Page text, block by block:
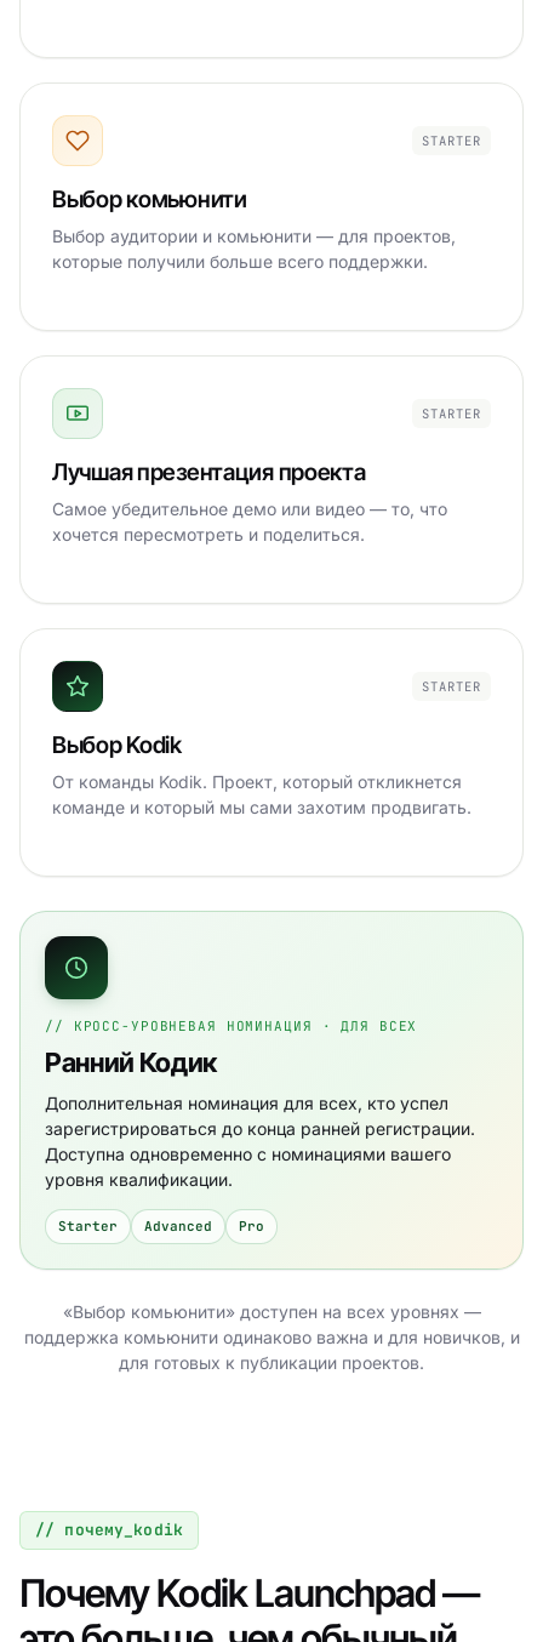
STARTER
Выбор комьюнити
Выбор аудитории и комьюнити — для проектов,
которые получили больше всего поддержки.
STARTER
Лучшая презентация проекта
Самое убедительное демо или видео — то, что
хочется пересмотреть и поделиться.
STARTER
Выбор Kodik
От команды Kodik. Проект, который откликнется
команде и который мы сами захотим продвигать.
// КРОСС-УРОВНЕВАЯ НОМИНАЦИЯ · ДЛЯ ВСЕХ
Ранний Кодик
Дополнительная номинация для всех, кто успел
зарегистрироваться до конца ранней регистрации.
Доступна одновременно с номинациями вашего
уровня квалификации.
Starter Advanced Pro
«Выбор комьюнити» доступен на всех уровнях —
поддержка комьюнити одинаково важна и для новичков, и
для готовых к публикации проектов.
// почему_kodik
Почему Kodik Launchpad —